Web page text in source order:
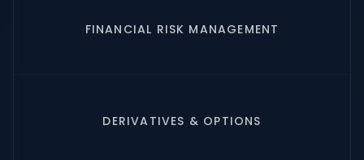
FINANCIAL RISK MANAGEMENT
DERIVATIVES & OPTIONS